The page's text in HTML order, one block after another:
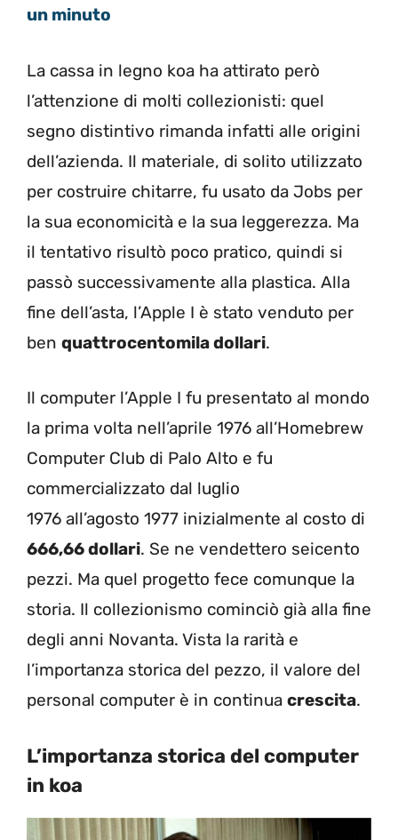
un minuto
La cassa in legno koa ha attirato però
l’attenzione di molti collezionisti: quel
segno distintivo rimanda infatti alle origini
dell’azienda. Il materiale, di solito utilizzato
per costruire chitarre, fu usato da Jobs per
la sua economicità e la sua leggerezza. Ma
il tentativo risultò poco pratico, quindi si
passò successivamente alla plastica. Alla
fine dell’asta, l’Apple I è stato venduto per
ben quattrocentomila dollari.
Il computer l’Apple I fu presentato al mondo
la prima volta nell’aprile 1976 all’Homebrew
Computer Club di Palo Alto e fu
commercializzato dal luglio
1976 all’agosto 1977 inizialmente al costo di
666,66 dollari. Se ne vendettero seicento
pezzi. Ma quel progetto fece comunque la
storia. Il collezionismo cominciò già alla fine
degli anni Novanta. Vista la rarità e
l’importanza storica del pezzo, il valore del
personal computer è in continua crescita.
L’importanza storica del computer
in koa